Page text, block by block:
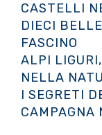
CASTELLI
DIECI
FASCINO
ALPI
NELLA
I SEGRETI
CAMPAGNA